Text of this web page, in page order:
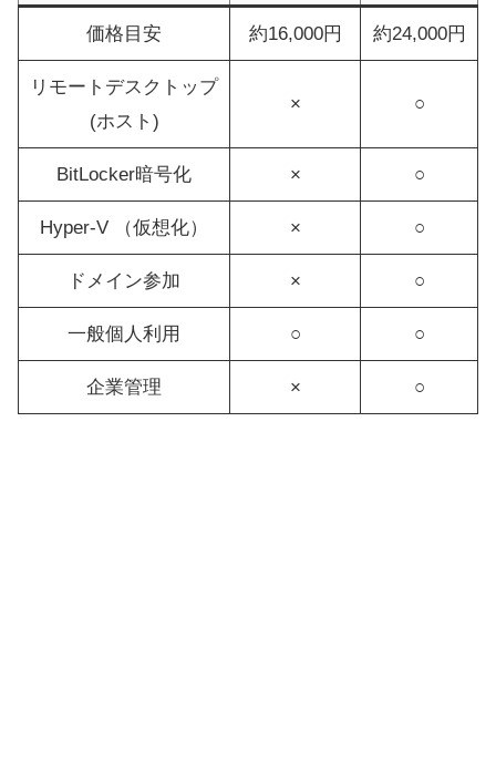
価格目安 約16,000円 約24,000円
リモートデスクトップ
(ホスト)
× ○
BitLocker暗号化 × ○
Hyper-V （仮想化） × ○
ドメイン参加 × ○
一般個人利用 ○ ○
企業管理 × ○